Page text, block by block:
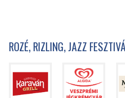
ROZÉ, RIZLING, JAZZ